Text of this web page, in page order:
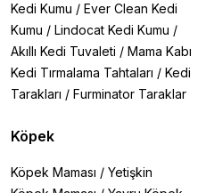
Kedi Kumu / Ever Clean Kedi
Kumu / Lindocat Kedi Kumu /
Akıllı Kedi Tuvaleti / Mama Kabı
Kedi Tırmalama Tahtaları / Kedi
Tarakları / Furminator Taraklar
Köpek
Köpek Maması / Yetişkin